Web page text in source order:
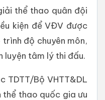
thể thao quân đội
kiện để VĐV được
độ chuyên môn,
luyện tâm lý thi đấu.
TDTT/Bộ VHTT&DL
thể thao quốc gia ưu